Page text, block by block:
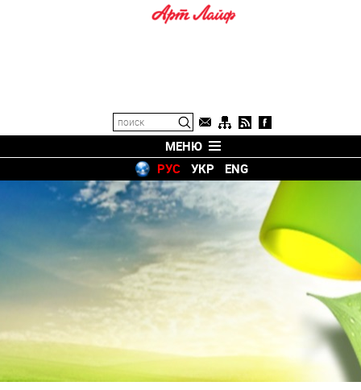
МЕНЮ
РУС
УКР ENG